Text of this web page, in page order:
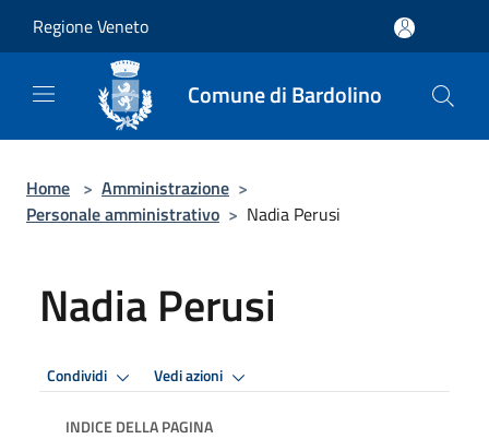
Regione Veneto
Comune di Bardolino
Home > Amministrazione >
Personale amministrativo > Nadia Perusi
Nadia Perusi
Condividi Vedi azioni
INDICE DELLA PAGINA